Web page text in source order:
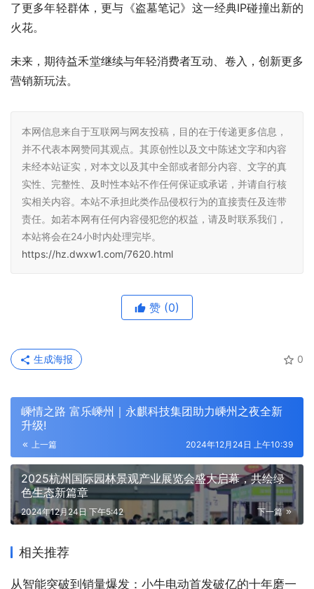
了更多年轻群体，更与《盗墓笔记》这一经典IP碰撞出新的
火花。
未来，期待益禾堂继续与年轻消费者互动、卷入，创新更多
营销新玩法。
本网信息来自于互联网与网友投稿，目的在于传递更多信息，
并不代表本网赞同其观点。其原创性以及文中陈述文字和内容
未经本站证实，对本文以及其中全部或者部分内容、文字的真
实性、完整性、及时性本站不作任何保证或承诺，并请自行核
实相关内容。本站不承担此类作品侵权行为的直接责任及连带
责任。如若本网有任何内容侵犯您的权益，请及时联系我们，
本站将会在24小时内处理完毕。
https://hz.dwxw1.com/7620.html
赞 (0)
0
生成海报
嵊情之路 富乐嵊州｜永麒科技集团助力嵊州之夜全新
升级!
上一篇 2024年12月24日 上午10:39
2025杭州国际园林景观产业展览会盛大启幕，共绘绿
色生态新篇章
下一篇
2024年12月24日 下午5:42
相关推荐
从智能突破到销量爆发：小牛电动首发破亿的十年磨一